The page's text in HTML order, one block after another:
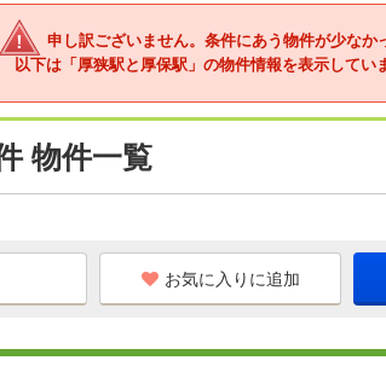
申し訳ございません。条件にあう物件が少なか
以下は「厚狭駅と厚保駅」の物件情報を表示してい
物件一覧
お気に入りに追加